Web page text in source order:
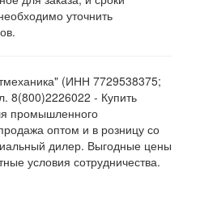
уточнить
(ИНН 7729538375;
8(800)2226022 - Купить
промышленного
оптом и в розницу со
дилер. Выгодные цены
условия сотрудничества.